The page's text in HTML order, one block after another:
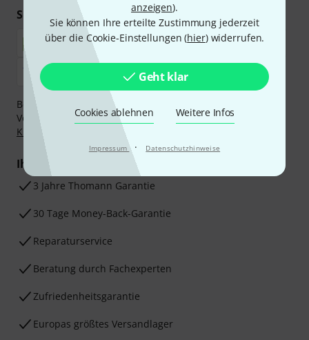
anzeigen).
Sie können Ihre erteilte Zustimmung jederzeit
über die Cookie-Einstellungen (hier) widerrufen.
Geht klar
Cookies ablehnen Weitere Infos
Impressum · Datenschutzhinweise
Sicher einkaufen & bezahlen
Bezahlen Sie vertraulich und sicher per Nachnahme,
Vorkasse, PayPal, Amazon Pay,
Klarna Sofort bezahlen
Klarna Ratenzahlung
oder Kreditkarte.
Ihre Vorteile
3 Jahre Thomann Garantie
30 Tage Money-Back-Garantie
Reparaturservice
Beratung durch Fachexperten
Zufriedenheitsgarantie
Europas größtes Versandlager